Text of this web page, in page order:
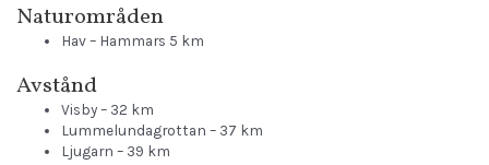
Naturområden
Hav – Hammars 5 km
Avstånd
Visby – 32 km
Lummelundagrottan – 37 km
Ljugarn – 39 km